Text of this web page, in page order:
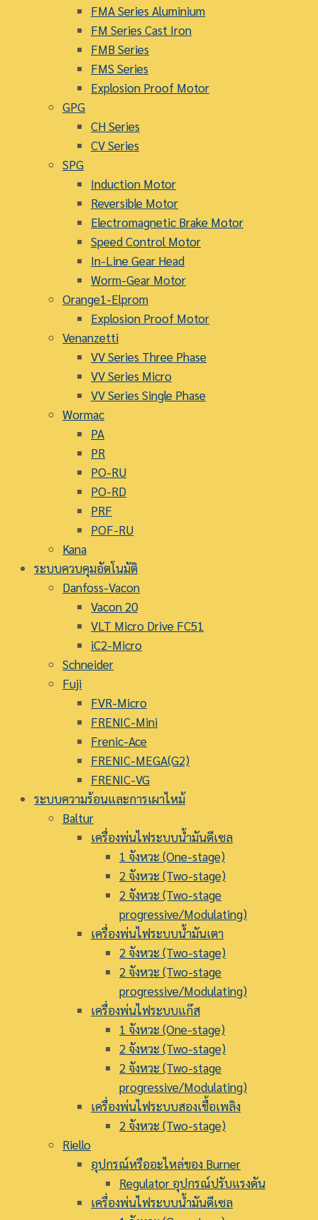
FMA Series Aluminium
FM Series Cast Iron
FMB Series
FMS Series
Explosion Proof Motor
GPG
CH Series
CV Series
SPG
Induction Motor
Reversible Motor
Electromagnetic Brake Motor
Speed Control Motor
In-Line Gear Head
Worm-Gear Motor
Orange1-Elprom
Explosion Proof Motor
Venanzetti
VV Series Three Phase
VV Series Micro
VV Series Single Phase
Wormac
PA
PR
PO-RU
PO-RD
PRF
POF-RU
Kana
ระบบควบคุมอัตโนมัติ
Danfoss-Vacon
Vacon 20
VLT Micro Drive FC51
iC2-Micro
Schneider
Fuji
FVR-Micro
FRENIC-Mini
Frenic-Ace
FRENIC-MEGA(G2)
FRENIC-VG
ระบบความร้อนและการเผาไหม้
Baltur
เครื่องพ่นไฟระบบน้ำมันดีเซล
1 จังหวะ (One-stage)
2 จังหวะ (Two-stage)
2 จังหวะ (Two-stage
progressive/Modulating)
เครื่องพ่นไฟระบบน้ำมันเตา
2 จังหวะ (Two-stage)
2 จังหวะ (Two-stage
progressive/Modulating)
เครื่องพ่นไฟระบบแก๊ส
1 จังหวะ (One-stage)
2 จังหวะ (Two-stage)
2 จังหวะ (Two-stage
progressive/Modulating)
เครื่องพ่นไฟระบบสองเชื้อเพลิง
2 จังหวะ (Two-stage)
Riello
อุปกรณ์หรืออะไหล่ของ Burner
Regulator อุปกรณ์ปรับแรงดัน
เครื่องพ่นไฟระบบน้ำมันดีเซล